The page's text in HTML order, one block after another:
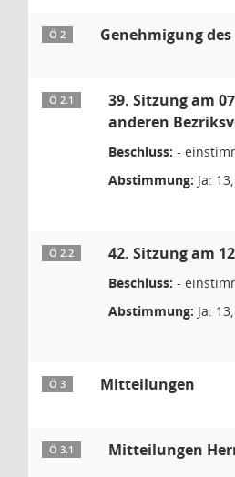
Ö 2 Genehmigung
Ö 2.1
39. Sitzung am
anderen
Beschluss: -
Abstimmung: Ja:
Ö 2.2 42. Sitzung am
Beschluss: -
Abstimmung: Ja:
Ö 3 Mitteilungen
Ö 3.1 Mitteilungen